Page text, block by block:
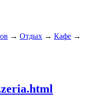
→ Отдых → Кафе →